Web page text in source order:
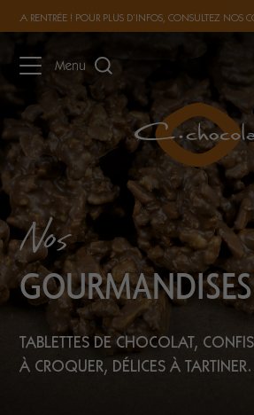
LA RENTRÉE ! POUR PLUS D’INFOS, CONSULTEZ NOS
Menu
Nos
GOURMANDISES
TABLETTES DE CHOCOLAT,
À CROQUER, DÉLICES À